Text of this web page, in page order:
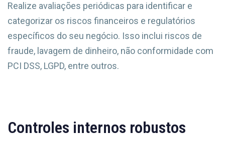
Realize avaliações periódicas para identificar e
categorizar os riscos financeiros e regulatórios
específicos do seu negócio. Isso inclui riscos de
fraude, lavagem de dinheiro, não conformidade com
PCI DSS, LGPD, entre outros.
Controles internos robustos